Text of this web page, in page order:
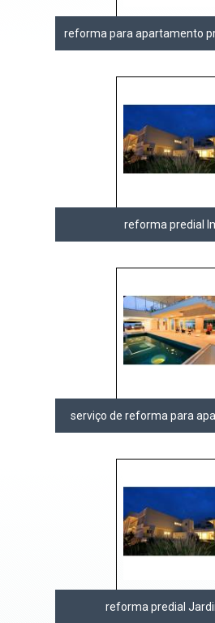
reforma para apartamento
reforma predial
serviço de reforma para
reforma predial